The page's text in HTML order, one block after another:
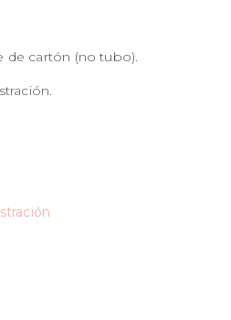
de cartón (no tubo).